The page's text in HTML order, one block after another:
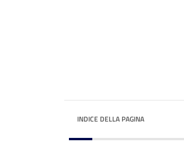
INDICE DELLA PAGINA